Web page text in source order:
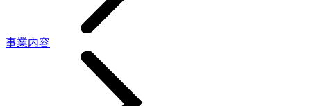
事業内容